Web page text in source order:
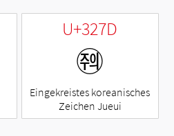
U+327D
㉽
Eingekreistes koreanisches
Zeichen Jueui